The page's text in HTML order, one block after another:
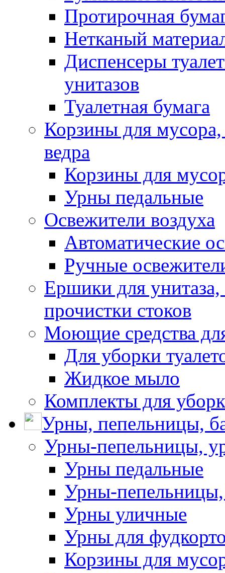
Протирочная
Нетканый
Диспенсеры
унитазов
Туалетная бумага
Корзины для
ведра
Корзины для
Урны педальные
Освежители воздуха
Автоматические
Ручные
Ершики для
прочистки стоков
Моющие средства
Для уборки
Жидкое мыло
Комплекты для
Урны, пепельницы,
Урны-пепельницы,
Урны педальные
Урны-
Урны уличные
Урны для
Корзины для